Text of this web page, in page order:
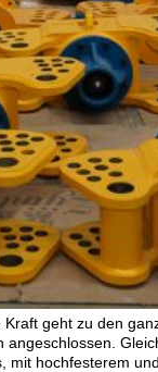
geht zu den
hochfesterem